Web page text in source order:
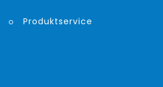
Produktservice